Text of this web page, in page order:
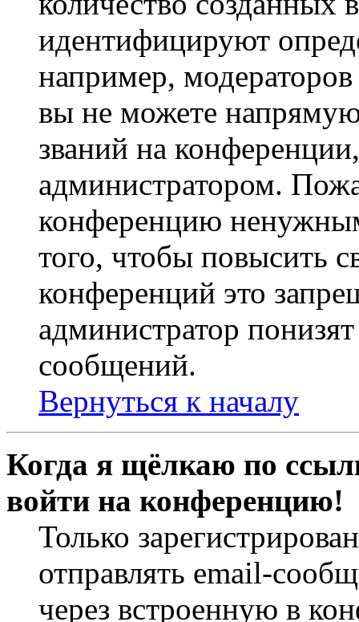
идентифицируют
например,
вы не можете
званий на
администратором.
конференцию
того, чтобы повысить
конференций это
администратор
сообщений.
Вернуться к началу
Когда я щёлкаю по
войти на конференцию!
Только
отправлять email-
через встроенную в